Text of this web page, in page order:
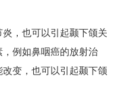
，也可以引起颞下颌关
例如鼻咽癌的放射治
变，也可以引起颞下颌